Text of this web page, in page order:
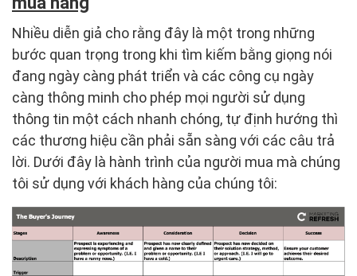
Nhiều diễn giả cho rằng đây là một trong những
bước quan trọng trong khi tìm kiếm bằng giọng nói
đang ngày càng phát triển và các công cụ ngày
càng thông minh cho phép mọi người sử dụng
thông tin một cách nhanh chóng, tự định hướng thì
các thương hiệu cần phải sẵn sàng với các câu trả
lời. Dưới đây là hành trình của người mua mà chúng
tôi sử dụng với khách hàng của chúng tôi: